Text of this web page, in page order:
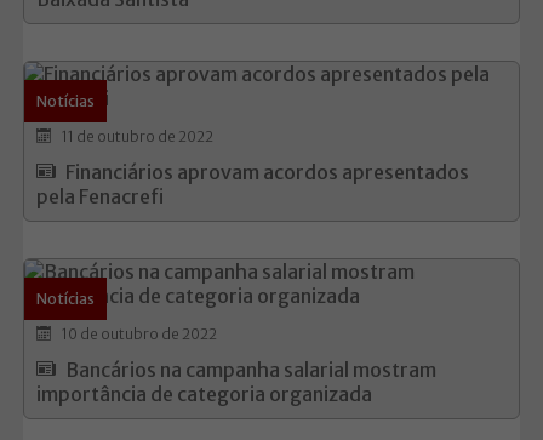
Notícias
11 de outubro de 2022
Financiários aprovam acordos apresentados
pela Fenacrefi
Notícias
10 de outubro de 2022
Bancários na campanha salarial mostram
importância de categoria organizada